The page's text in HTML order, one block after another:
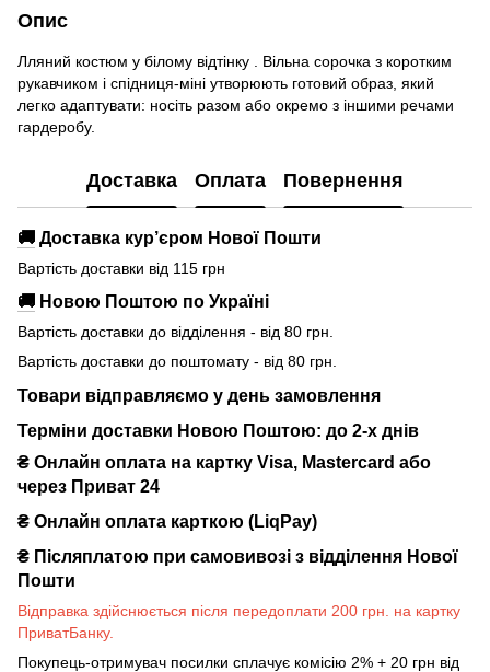
Опис
Лляний костюм у білому відтінку . Вільна сорочка з коротким
рукавчиком і спідниця-міні утворюють готовий образ, який
легко адаптувати: носіть разом або окремо з іншими речами
гардеробу.
Доставка Оплата Повернення
🚚 Доставка кур’єром Нової Пошти
Вартість доставки від 115 грн
🚚 Новою Поштою по Україні
Вартість доставки до відділення - від 80 грн.
Вартість доставки до поштомату - від 80 грн.
Товари відправляємо у день замовлення
Терміни доставки Новою Поштою: до 2-х днів
₴ Онлайн оплата на картку Visa, Mastercard або
через Приват 24
₴ Онлайн оплата карткою (LiqPay)
₴ Післяплатою при самовивозі з відділення Нової
Пошти
Відправка здійснюється після передоплати 200 грн. на картку
ПриватБанку.
Покупець-отримувач посилки сплачує комісію 2% + 20 грн від